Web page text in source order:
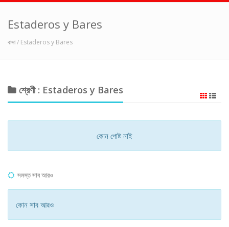
Estaderos y Bares
বাসা/ Estaderos y Bares
শ্রেণী : Estaderos y Bares
কোন পোষ্ট নাই
সমস্ত সাব আরও
কোন সাব আরও